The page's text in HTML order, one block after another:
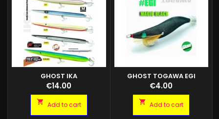
GHOST IKA
Price
€14.00
 Add to cart
GHOST TOGAWA EGI
COL.MAGIC BLACK 3.0
Price
€4.00
 Add to cart